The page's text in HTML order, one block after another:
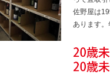
佐野屋は
あります。